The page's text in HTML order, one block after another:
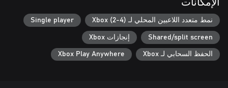
انطلق إلى مغامرة لا تنتهي أبدًا بمستويات غير محدودة، واختبر مهاراتك
وادع الآخرين لقضاء وقت ممتع معًا!
الإمكانات
نمط متعدد اللاعبين المحلي لـ Xbox (2-4) Single player
Shared/split screen إنجازات Xbox
الحفظ السحابي لـ Xbox Xbox Play Anywhere